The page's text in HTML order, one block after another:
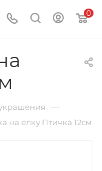
0
—
на ёлку Птичка 12см